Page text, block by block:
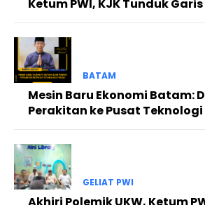
Ketum PWI, KJK Tunduk
BATAM
Mesin Baru Ekonomi Batam:
Perakitan ke Pusat
GELIAT PWI